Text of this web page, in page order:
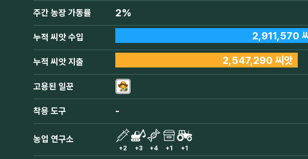
주간 농장 가동률 2%
누적 씨앗 수입 2,911,570
누적 씨앗 지출 2,547,290 씨앗
고용된 일꾼
착용 도구 -
농업 연구소
+2 +3 +4 +1 +1